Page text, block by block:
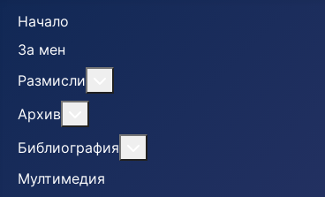
Начало
За мен
Размисли
Архив
Библиография
Мултимедия